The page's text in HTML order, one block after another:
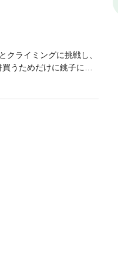
ライミングに挑戦し、
うためだけに銚子にお
って鼻を伸ばしている